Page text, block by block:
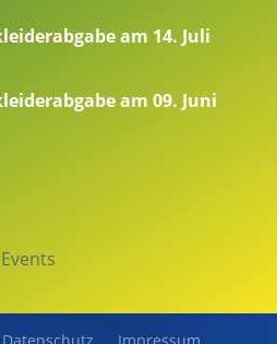
am 14. Juli
am 09. Juni
Datenschutz Impressum